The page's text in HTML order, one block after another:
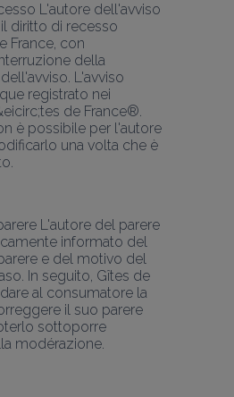
L'autore dell'avviso
diritto di recesso
France, con
della
L'avviso
registrato nei
de France®.
è possibile per l'autore
una volta che è
L'autore del parere
informato del
e del motivo del
In seguito, Gîtes de
al consumatore la
il suo parere
sottoporre
modérazione.